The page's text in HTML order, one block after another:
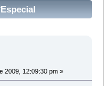
2009, 12:09:30 pm »